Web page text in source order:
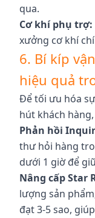
qua.
Cơ khí phụ trợ:
xưởng cơ khí
6. Bí kíp
hiệu quả
Để tối ưu hóa
hút khách
Phản hồi
thư hỏi hàng
dưới 1 giờ để
Nâng cấp Star
lượng sản
đạt 3-5 sao,